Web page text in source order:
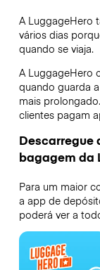
A LuggageHero
vários dias
quando se viaja.
A LuggageHero
quando guarda
mais
clientes pagam
Descarregue
bagagem da
Para um maior
a app de
poderá ver a